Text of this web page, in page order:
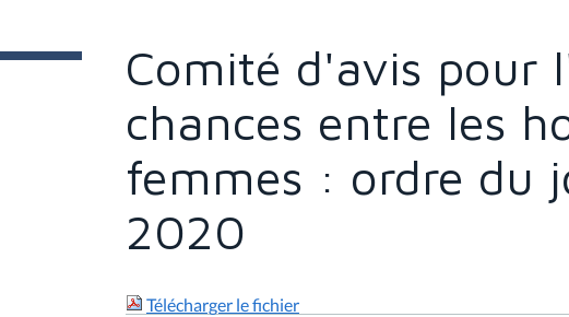
c
:
Comité d'avis pour
chances entre les
femmes : ordre du
2020
Télécharger le fichier